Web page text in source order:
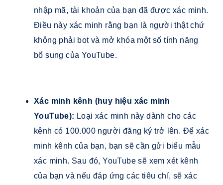
nhập mã, tài khoản của bạn đã được xác minh.
Điều này xác minh rằng bạn là người thật chứ
không phải bot và mở khóa một số tính năng
bổ sung của YouTube.
Xác minh kênh (huy hiệu xác minh
YouTube): Loại xác minh này dành cho các
kênh có 100.000 người đăng ký trở lên. Để xác
minh kênh của bạn, bạn sẽ cần gửi biểu mẫu
xác minh. Sau đó, YouTube sẽ xem xét kênh
của bạn và nếu đáp ứng các tiêu chí, sẽ xác